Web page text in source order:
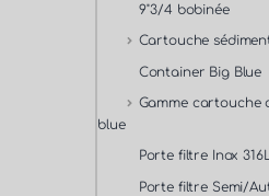
9''3/4 bobinée
Cartouche
Container Big Blue
Gamme cartouche
blue
Porte filtre Inox
Porte filtre Semi/